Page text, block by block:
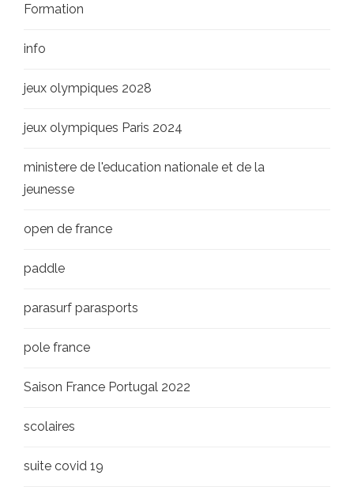
Formation
info
jeux olympiques 2028
jeux olympiques Paris 2024
ministere de l'education nationale et de la
jeunesse
open de france
paddle
parasurf parasports
pole france
Saison France Portugal 2022
scolaires
suite covid 19